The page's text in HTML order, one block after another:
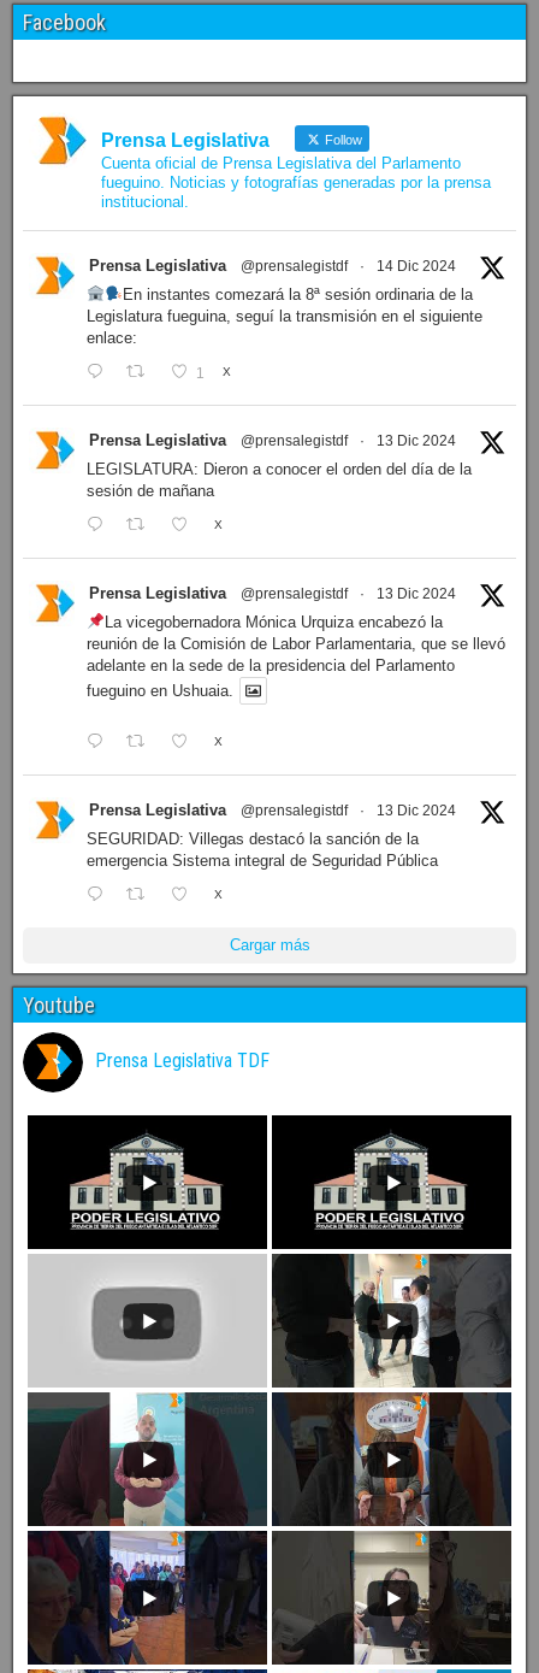
Facebook
Prensa Legislativa Follow
Cuenta oficial de Prensa Legislativa del Parlamento
fueguino. Noticias y fotografías generadas por la prensa
institucional.
Prensa Legislativa @prensalegistdf · 14 Dic 2024
En instantes comezará la 8ª sesión ordinaria de la
Legislatura fueguina, seguí la transmisión en el siguiente
enlace:
1 X
Prensa Legislativa @prensalegistdf · 13 Dic 2024
LEGISLATURA: Dieron a conocer el orden del día de la
sesión de mañana
X
Prensa Legislativa @prensalegistdf · 13 Dic 2024
La vicegobernadora Mónica Urquiza encabezó la
reunión de la Comisión de Labor Parlamentaria, que se llevó
adelante en la sede de la presidencia del Parlamento
fueguino en Ushuaia.
X
Prensa Legislativa @prensalegistdf · 13 Dic 2024
SEGURIDAD: Villegas destacó la sanción de la
emergencia Sistema integral de Seguridad Pública
X
Cargar más
Youtube
Prensa Legislativa TDF